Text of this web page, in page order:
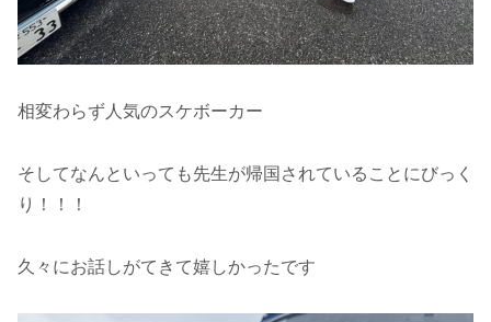
相変わらず人気のスケボーカー
そしてなんといっても先生が帰国されていることにびっく
り！！！
久々にお話しがてきて嬉しかったです